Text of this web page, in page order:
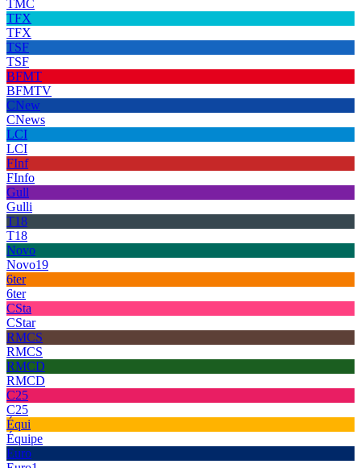
TMC
TFX
TFX
TSF
TSF
BFMT
BFMTV
CNew
CNews
LCI
LCI
FInf
FInfo
Gull
Gulli
T18
T18
Novo
Novo19
6ter
6ter
CSta
CStar
RMCS
RMCS
RMCD
RMCD
C25
C25
Équi
Équipe
Euro